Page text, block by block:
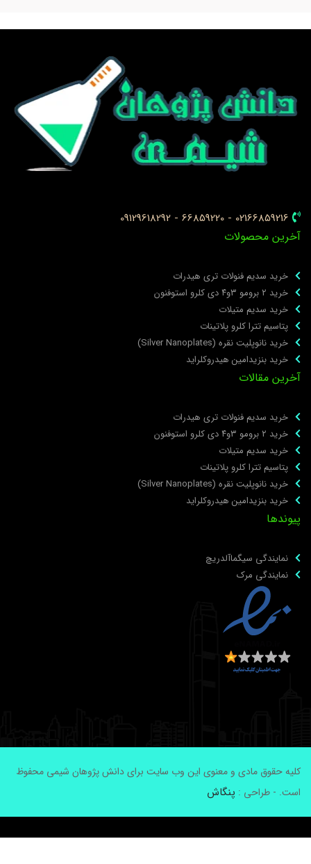
02166859216 - 66859220 - 09129618292
محصولات
خرید سدیم فنولات تری هیدرات
خرید ۲ برومو ۳و۴ دی‌ کلرو استوفنون
خرید سدیم متیلات
پتاسیم تترا کلرو پلاتینات
خرید نانوپلیت نقره (Silver Nanoplates)
خرید بنزیدامین هیدروکلراید
مقالات
خرید سدیم فنولات تری هیدرات
خرید ۲ برومو ۳و۴ دی‌ کلرو استوفنون
خرید سدیم متیلات
پتاسیم تترا کلرو پلاتینات
خرید نانوپلیت نقره (Silver Nanoplates)
خرید بنزیدامین هیدروکلراید
نمایندگی سیگماآلدریچ
نمایندگی مرک
حقوق مادی و معنوی این وب سایت برای دانش پژوهان شیمی محفوظ
- طراحی :پنگاش